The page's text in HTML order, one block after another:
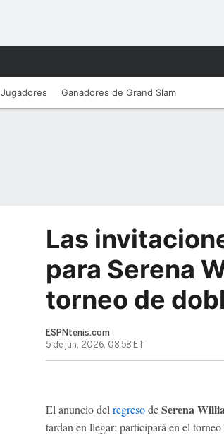
Jugadores Ganadores de Grand Slam
Las
para Serena
torneo de
ESPNtenis.com
5 de jun, 2026, 08:58 ET
El anuncio del regresodeSerena
tardan en llegar: participará en el